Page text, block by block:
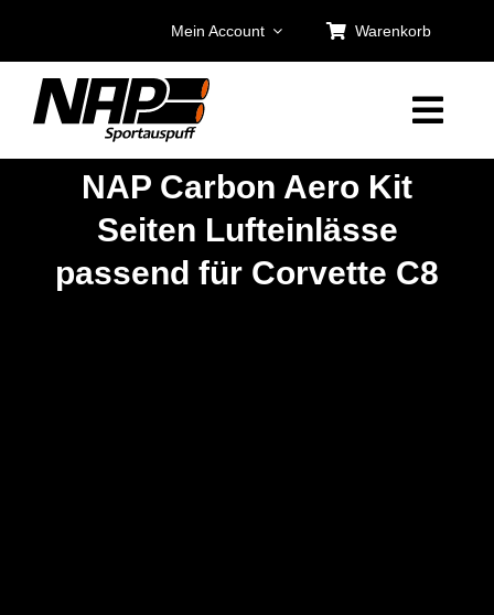
springen
Mein Account Warenkorb
NAP Carbon Aero Kit
Seiten Lufteinlässe
passend für Corvette C8